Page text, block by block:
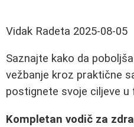
Vidak Radeta 2025-08-05
Saznajte kako da
vežbanje kroz praktične
postignete svoje ciljeve u
Kompletan vodič za